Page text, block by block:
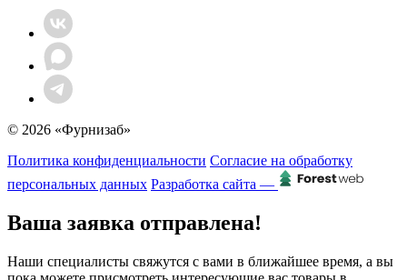
© 2026 «Фурнизаб»
Политика конфиденциальности Согласие на обработку
персональных данных Разработка сайта —
Ваша заявка отправлена!
Наши специалисты свяжутся с вами в ближайшее время, а вы